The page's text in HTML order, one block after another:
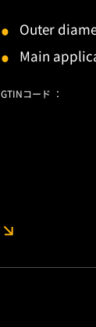
Outer
Main
GTINコード ：